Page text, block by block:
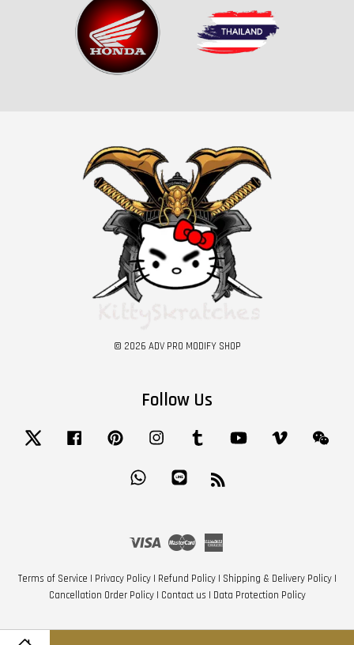
© 2026 ADV PRO MODIFY SHOP
Follow Us
Twitter Facebook Pinterest Instagram Tumblr YouTube Vimeo
Whatsapp
Visa Master
Terms of Service | Privacy Policy| Refund Policy| Shipping & Delivery Policy|
Cancellation Order Policy| Contact us | Data Protection Policy